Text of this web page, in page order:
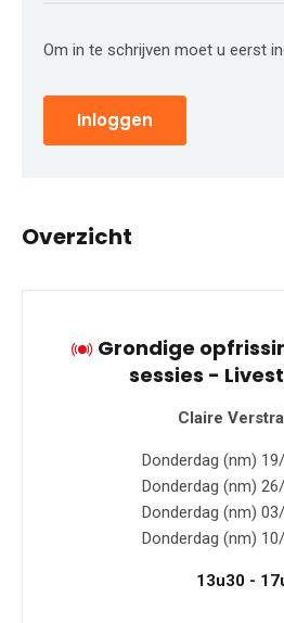
Om in te schrijven moet u eerst
Inloggen
Overzicht
Grondige
sessies -
Claire
Donderdag (nm)
Donderdag (nm)
Donderdag (nm)
Donderdag (nm)
13u30 -